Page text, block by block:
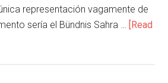
representación vagamente de
sería el Bündnis Sahra … [Read